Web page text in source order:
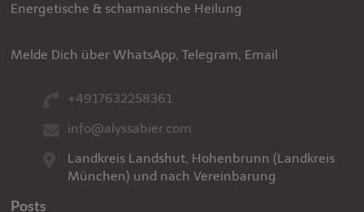
Energetische & schamanische Heilung
Melde Dich über WhatsApp, Telegram, Email
+4917632258361
info@alyssabier.com
Landkreis Landshut, Hohenbrunn (Landkreis
München) und nach Vereinbarung
Posts